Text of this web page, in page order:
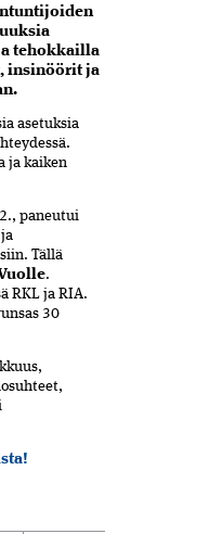
tehokkailla
insinöörit ja
.
asetuksia
ja kaiken
paneutui
Tällä
.
RKL ja RIA.
30